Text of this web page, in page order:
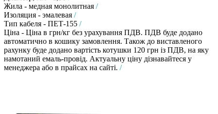
Жила - медная монолитная /
Изоляция - эмалевая /
Тип кабеля - ПЕТ-155 /
Ціна - Ціна в грн/кг без урахування ПДВ. ПДВ буде додано
автоматично в кошику замовлення. Також до виставленого
рахунку буде додано вартість котушки 120 грн із ПДВ, на яку
намотаний емаль-провід. Актуальну ціну дізнавайтеся у
менеджера або в прайсах на сайті. /